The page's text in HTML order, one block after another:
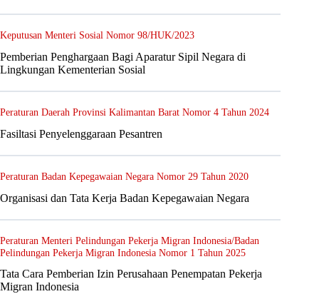
Keputusan Menteri Sosial Nomor 98/HUK/2023
Pemberian Penghargaan Bagi Aparatur Sipil Negara di
Lingkungan Kementerian Sosial
Peraturan Daerah Provinsi Kalimantan Barat Nomor 4 Tahun 2024
Fasiltasi Penyelenggaraan Pesantren
Peraturan Badan Kepegawaian Negara Nomor 29 Tahun 2020
Organisasi dan Tata Kerja Badan Kepegawaian Negara
Peraturan Menteri Pelindungan Pekerja Migran Indonesia/Badan
Pelindungan Pekerja Migran Indonesia Nomor 1 Tahun 2025
Tata Cara Pemberian Izin Perusahaan Penempatan Pekerja
Migran Indonesia